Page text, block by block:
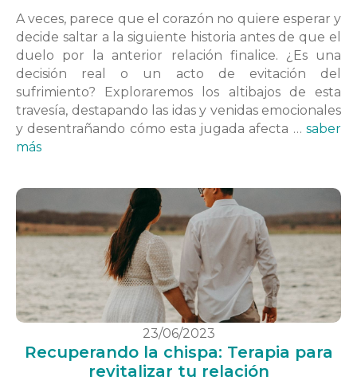
A veces, parece que el corazón no quiere esperar y
decide saltar a la siguiente historia antes de que el
duelo por la anterior relación finalice. ¿Es una
decisión real o un acto de evitación del
sufrimiento? Exploraremos los altibajos de esta
travesía, destapando las idas y venidas emocionales
y desentrañando cómo esta jugada afecta … saber
más
23/06/2023
Recuperando la chispa: Terapia para
revitalizar tu relación